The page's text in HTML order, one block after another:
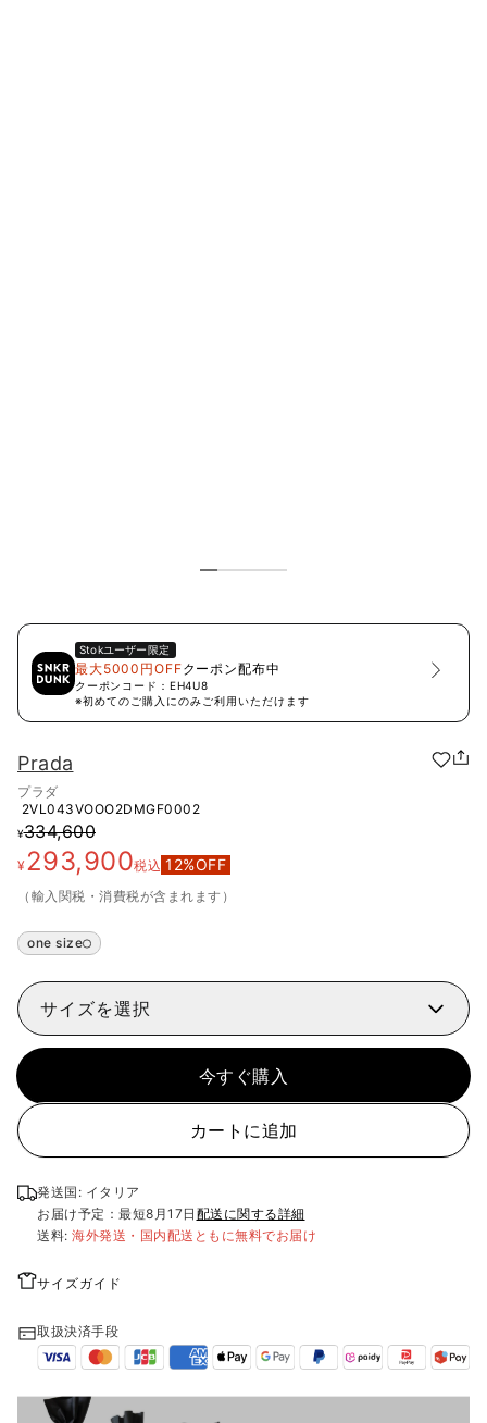
Stokユーザー限定
最大5000円OFFクーポン配布中
クーポンコード： EH4U8
※初めてのご購入にのみご利用いただけます
Prada
プラダ
2VL043VOOO2DMGF0002
¥334,600
¥293,900税込 12%OFF
（輸入関税・消費税が含まれます）
one size
サイズを選択
今すぐ購入
カートに追加
発送国: イタリア
お届け予定：最短8月17日 配送に関する詳細
送料: 海外発送・国内配送ともに無料でお届け
サイズガイド
取扱決済手段